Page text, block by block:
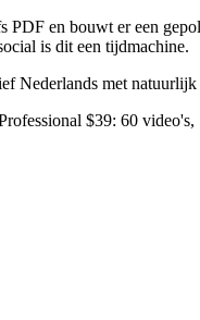
en bouwt er een
is dit een tijdmachine.
Nederlands met
$39: 60